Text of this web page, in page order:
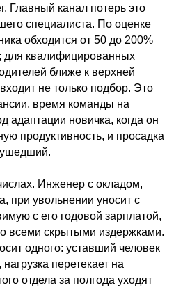
Главный канал потерь это
специалиста. По оценке
обходится от 50 до 200%
для квалифицированных
ближе к верхней
не только подбор. Это
время команды на
адаптации новичка, когда он
продуктивность, и просадка
ушедший.
Инженер с окладом,
при увольнении уносит с
с его годовой зарплатой,
всеми скрытыми издержками.
одного: уставший человек
перетекает на
отдела за полгода уходят